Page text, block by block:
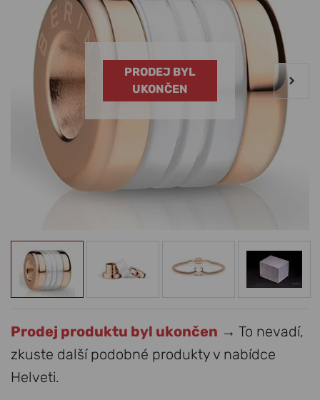
PRODEJ BYL
UKONČEN
Prodej produktu byl ukončen → To nevadí,
zkuste další podobné produkty v nabídce
Helveti.